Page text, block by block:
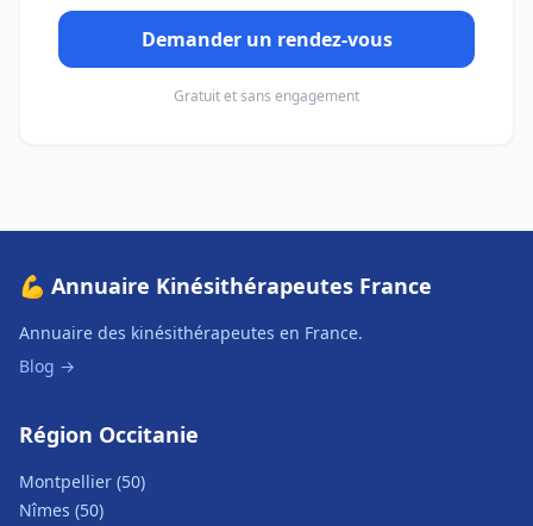
Demander un rendez-vous
Gratuit et sans engagement
💪 Annuaire Kinésithérapeutes France
Annuaire des kinésithérapeutes en France.
Blog →
Région Occitanie
Montpellier (50)
Nîmes (50)